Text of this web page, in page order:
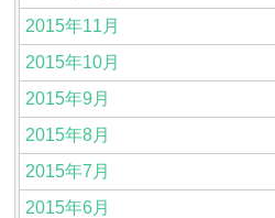
2015年11月
2015年10月
2015年9月
2015年8月
2015年7月
2015年6月